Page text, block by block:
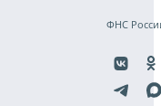
ФНС